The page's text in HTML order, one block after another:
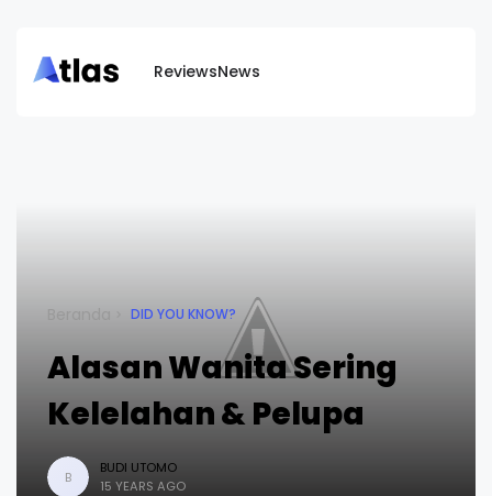
ReviewsNews
Beranda DID YOU KNOW?
Alasan Wanita Sering
Kelelahan & Pelupa
B
BUDI UTOMO
15 YEARS AGO